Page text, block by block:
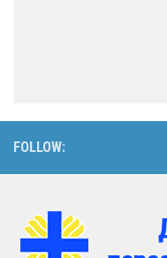
FOLLOW: